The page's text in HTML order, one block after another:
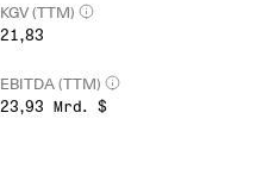
KGV (TTM)
21,83
EBITDA (TTM)
23,93 Mrd. $